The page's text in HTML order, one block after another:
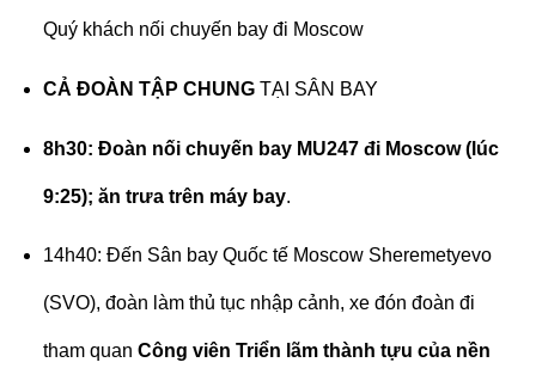
Quý khách nối chuyến bay đi Moscow
CẢ ĐOÀN TẬP CHUNGTẠI SÂN BAY
8h30: Đoàn nối chuyến bay MU247 đi Moscow (lúc
9:25); ăn trưa trên máy bay.
14h40: Đến Sân bay Quốc tế Moscow Sheremetyevo
(SVO), đoàn làm thủ tục nhập cảnh, xe đón đoàn đi
tham quan Công viên Triển lãm thành tựu của nền